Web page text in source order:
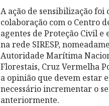
A ação de sensibilização
colaboração com o Centro
agentes de Proteção Civil
na rede SIRESP,
Autoridade Marítima
Florestais, Cruz Vermelha
a opinião que devem estar
necessário incrementar o
anteriormente.